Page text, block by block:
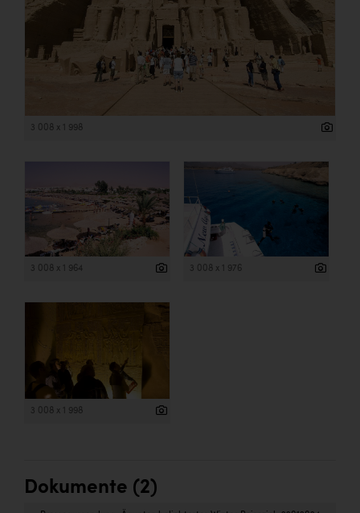
3 008 x 1 998
3 008 x 1 964 3 008 x 1 976
3 008 x 1 998
Dokumente (2)